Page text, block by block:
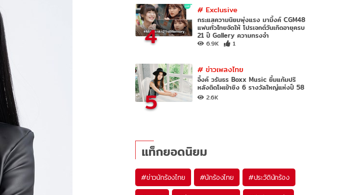
4
# Exclusive
กระแสความนิยมพุ่งแรง มามิ้งค์ CGM48
แฟนทั่วไทยจัดให้ โปรเจกต์วันเกิดอายุครบ
21 ปี Gallery ความทรงจำ
6.9K 1
5
# ข่าวเพลงไทย
อิ้งค์ วรันธร Boxx Music ยิ้มแก้มปริ
หลังติดโผเข้าชิง 6 รางวัลใหญ่แห่งปี 58
2.6K
แท็กยอดนิยม
#ข่าวนักร้องไทย #นักร้องไทย #ประวัตินักร้อง